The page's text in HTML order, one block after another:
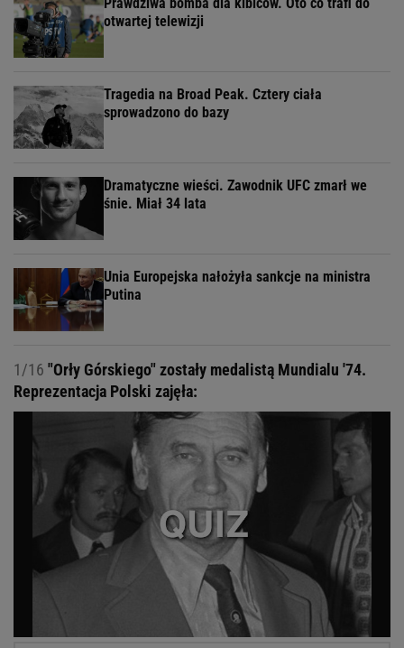
otwartej telewizji
Tragedia na Broad Peak. Cztery ciała
sprowadzono do bazy
Dramatyczne wieści. Zawodnik UFC zmarł we
śnie. Miał 34 lata
Unia Europejska nałożyła sankcje na ministra
Putina
1/16 "Orły Górskiego" zostały medalistą Mundialu '74.
Reprezentacja Polski zajęła: